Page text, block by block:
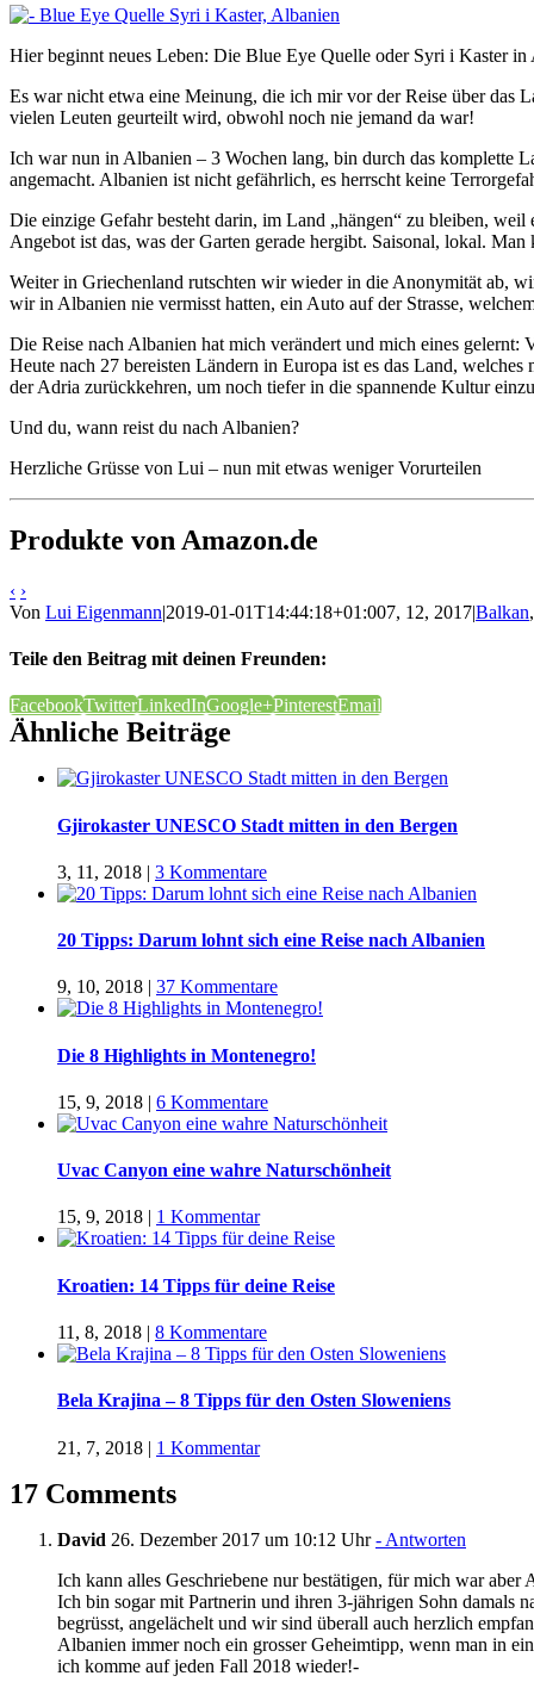
Hier beginnt neues Leben: Die Blue Eye Quelle oder Syri i Kaster in
Es war nicht etwa eine Meinung, die ich mir vor der Reise über das
vielen Leuten geurteilt wird, obwohl noch nie jemand da war!
Ich war nun in Albanien – 3 Wochen lang, bin durch das komplette
angemacht. Albanien ist nicht gefährlich, es herrscht keine
Die einzige Gefahr besteht darin, im Land „hängen“ zu bleiben,
Angebot ist das, was der Garten gerade hergibt. Saisonal, lokal.
Weiter in Griechenland rutschten wir wieder in die Anonymität ab,
wir in Albanien nie vermisst hatten, ein Auto auf der Strasse,
Die Reise nach Albanien hat mich verändert und mich eines
Heute nach 27 bereisten Ländern in Europa ist es das Land,
der Adria zurückkehren, um noch tiefer in die spannende Kultur
Und du, wann reist du nach Albanien?
Herzliche Grüsse von Lui – nun mit etwas weniger Vorurteilen
Produkte von Amazon.de
‹ ›
Von Lui Eigenmann|2019-01-01T14:44:18+01:007, 12, 2017|Balkan
Teile den Beitrag mit deinen Freunden:
FacebookTwitterLinkedInGoogle+PinterestEmail
Ähnliche Beiträge
Gjirokaster UNESCO Stadt mitten in den Bergen
3, 11, 2018 | 3 Kommentare
20 Tipps: Darum lohnt sich eine Reise nach Albanien
9, 10, 2018 | 37 Kommentare
Die 8 Highlights in Montenegro!
15, 9, 2018 | 6 Kommentare
Uvac Canyon eine wahre Naturschönheit
15, 9, 2018 | 1 Kommentar
Kroatien: 14 Tipps für deine Reise
11, 8, 2018 | 8 Kommentare
Bela Krajina – 8 Tipps für den Osten Sloweniens
21, 7, 2018 | 1 Kommentar
17 Comments
David 26. Dezember 2017 um 10:12 Uhr- Antworten
Ich kann alles Geschriebene nur bestätigen, für mich war
Ich bin sogar mit Partnerin und ihren 3-jährigen Sohn damals
begrüsst, angelächelt und wir sind überall auch herzlich
Albanien immer noch ein grosser Geheimtipp, wenn man in
ich komme auf jeden Fall 2018 wieder!-